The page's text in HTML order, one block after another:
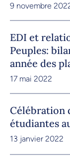
9 novembre
EDI et
Peuples:
année des
17 mai 2022
Célébration
étudiantes
13 janvier 2022